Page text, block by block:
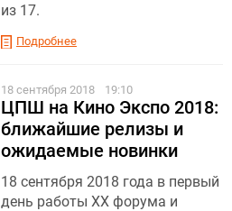
из 17.
Подробнее
18 сентября 2018 19:10
ЦПШ на Кино Экспо 2018:
ближайшие релизы и
ожидаемые новинки
18 сентября 2018 года в первый
день работы XX форума и